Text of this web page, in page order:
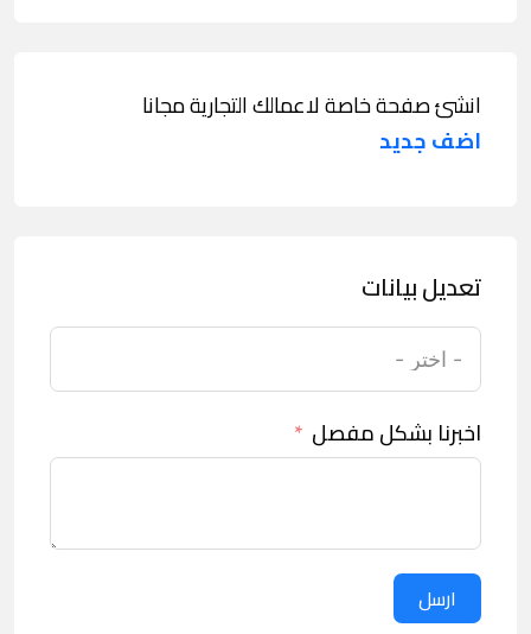
انشئ صفحة خاصة لاعمالك التجارية مجانا
اضف جديد
تعديل بيانات
اخبرنا بشكل مفصل
ارسل